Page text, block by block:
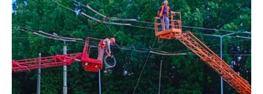
найважливішу інформацію про події
міста Запоріжжя та області.